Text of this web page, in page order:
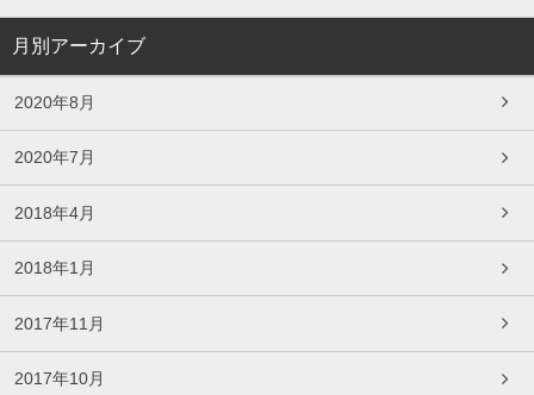
月別アーカイブ
2020年8月
2020年7月
2018年4月
2018年1月
2017年11月
2017年10月